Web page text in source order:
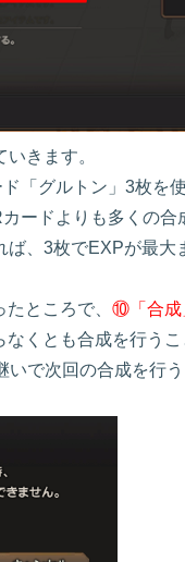
きます。
「グルトン」3枚を
ードよりも多くの
ば、3枚でEXPが最大
たところで、 ⑩「合成
くとも合成を行う
いで次回の合成を行